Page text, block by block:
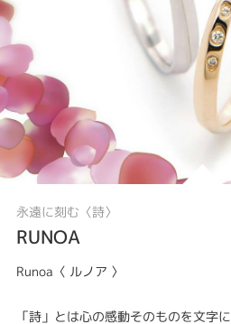
永遠に刻む〈詩〉
RUNOA
Runoa〈 ルノア 〉
「詩」とは心の感動そのものを文字に